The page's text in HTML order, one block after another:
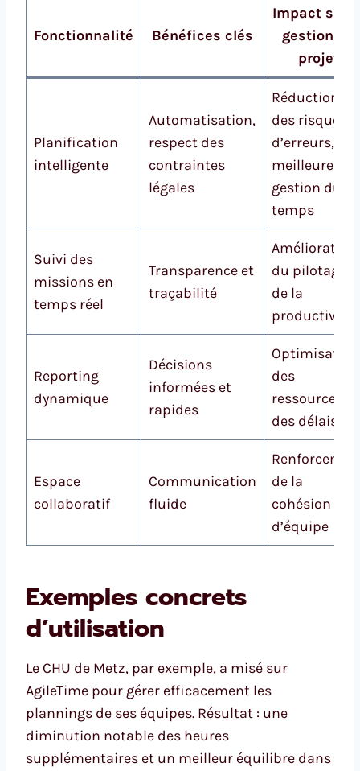
Fonctionnalité Bénéfices clés
Impact sur
gestion de
projet
Planification
intelligente
Automatisation,
respect des
contraintes
légales
Réduction
des risques
d’erreurs,
meilleure
gestion du
temps
Suivi des
missions en
temps réel
Transparence et
traçabilité
Amélioration
du pilotage
de la
productivité
Reporting
dynamique
Décisions
informées et
rapides
Optimisation
des
ressources et
des délais
Espace
collaboratif
Communication
fluide
de la
cohésion
d’équipe
Exemples concrets
d’utilisation
Le CHU de Metz, par exemple, a misé sur
AgileTime pour gérer efficacement les
plannings de ses équipes. Résultat : une
diminution notable des heures
supplémentaires et un meilleur équilibre dans